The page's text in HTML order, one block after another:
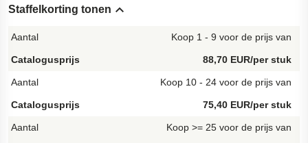
Staffelkorting tonen
Hide content
Koop 1 - 9 voor de prijs van
88,70 EUR/per stuk
Koop 10 - 24 voor de prijs van
75,40 EUR/per stuk
Koop >= 25 voor de prijs van